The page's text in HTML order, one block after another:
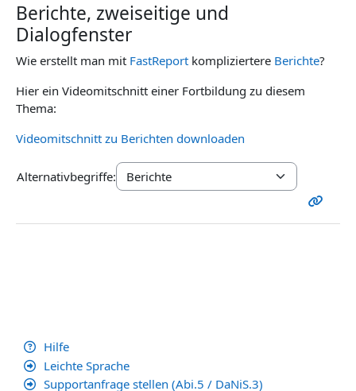
Berichte, zweiseitige und
Dialogfenster
Wie erstellt man mit FastReport kompliziertere Berichte?
Hier ein Videomitschnitt einer Fortbildung zu diesem
Thema:
Videomitschnitt zu Berichten downloaden
Alternativbegriffe:
Hilfe
Leichte Sprache
Supportanfrage stellen (Abi.5 / DaNiS.3)